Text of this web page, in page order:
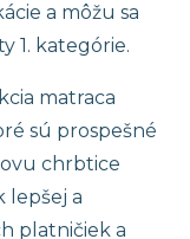
a môžu sa
1. kategórie.
matraca
sú prospešné
chrbtice
lepšej a
platničiek a